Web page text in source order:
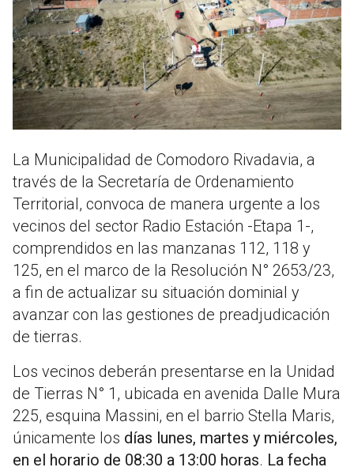
La Municipalidad de Comodoro Rivadavia, a
través de la Secretaría de Ordenamiento
Territorial, convoca de manera urgente a los
vecinos del sector Radio Estación -Etapa 1-,
comprendidos en las manzanas 112, 118 y
125, en el marco de la Resolución N° 2653/23,
a fin de actualizar su situación dominial y
avanzar con las gestiones de preadjudicación
de tierras.
Los vecinos deberán presentarse en la Unidad
de Tierras N° 1, ubicada en avenida Dalle Mura
225, esquina Massini, en el barrio Stella Maris,
únicamente los días lunes, martes y miércoles,
en el horario de 08:30 a 13:00 horas. La fecha